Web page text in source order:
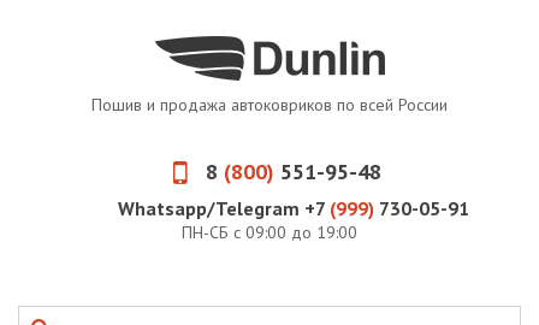
Пошив и продажа автоковриков по всей России
8 (800) 551-95-48
Whatsapp/Telegram +7 (999) 730-05-91
ПН-СБ с 09:00 до 19:00